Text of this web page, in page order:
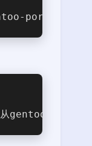
portage
是从gentoo,